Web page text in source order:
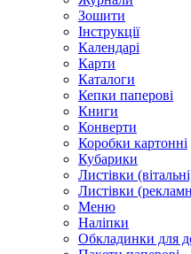
Зошити
Інструкції
Календарі
Карти
Каталоги
Кепки паперові
Книги
Конверти
Коробки картонні
Кубарики
Листівки
Листівки
Меню
Наліпки
Обкладинки для